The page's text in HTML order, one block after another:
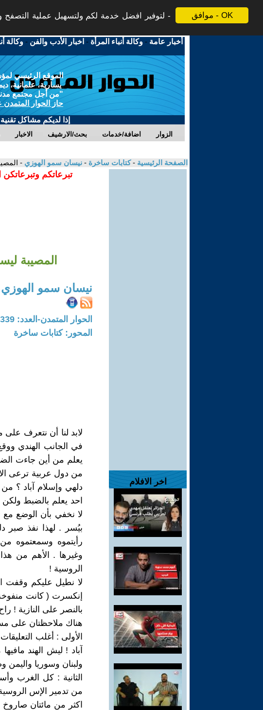
موافق - OK
لتوفير افضل خدمة لكم ولتسهيل عملية التصفح
أخبار عامة -وكالة أنباء المرأة - اخبار الأدب والفن -وكالة
الموقع الرئيسي
يسارية، علمانية،
"من أجل مجتمع
حاز الحوار المتمدن
إذا لديكم مشاكل
الاخبار بحث/الارشيف اضافة/خدمات الزوار
الصفحة الرئيسية -كتابات ساخرة - نيسان سمو الهوزي -
اخر الافلام
تبرعاتكم
المصيبة
نيسان سمو الهوزي
الحوار المتمدن-العدد: 8339 - 2025 / 5 / 11 - 20:17
المحور: كتابات ساخرة
لابد لنا أن نتعرف
في الجانب الهندي
يعلم من أين جاءت
من دول عربية ترعى
دلهي وإسلام آباد ؟
احد يعلم بالضبط
لا نخفي بأن الوضع مع
بيُسر . لهذا نفذ صبر
رأيتموه وسمعتموه
وغيرها . الأهم من
الروسية !
لا نطيل عليكم وقفت
إنكسرت ( كانت
بالنصر على النازية !
هناك ملاحظتان على
الأولى : أغلب
آباد ! ليش الهند
ولبنان وسوريا واليمن
الثانية : كل الغرب
من تدمير الإس
اكثر من مائتان